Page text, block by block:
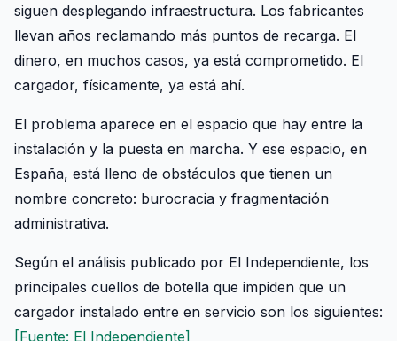
siguen desplegando infraestructura. Los fabricantes
llevan años reclamando más puntos de recarga. El
dinero, en muchos casos, ya está comprometido. El
cargador, físicamente, ya está ahí.
El problema aparece en el espacio que hay entre la
instalación y la puesta en marcha. Y ese espacio, en
España, está lleno de obstáculos que tienen un
nombre concreto: burocracia y fragmentación
administrativa.
Según el análisis publicado por El Independiente, los
principales cuellos de botella que impiden que un
cargador instalado entre en servicio son los siguientes:
[Fuente: El Independiente]